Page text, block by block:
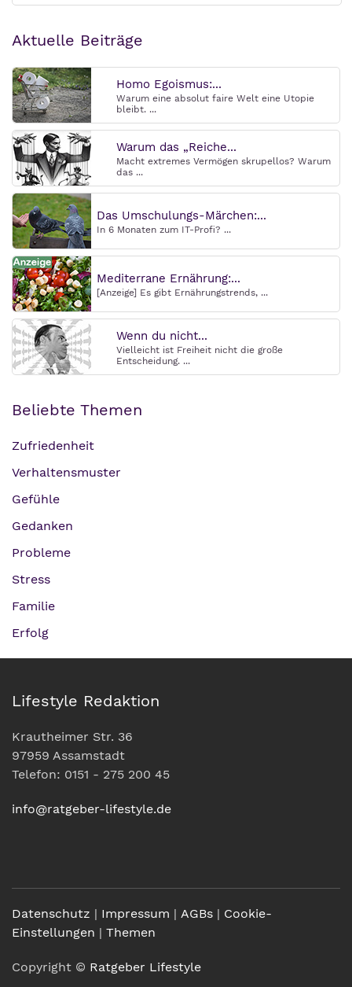
Aktuelle Beiträge
Homo Egoismus:...
Warum eine absolut faire Welt eine Utopie
bleibt. ...
Warum das „Reiche...
Macht extremes Vermögen skrupellos? Warum
das ...
Das Umschulungs-Märchen:...
In 6 Monaten zum IT-Profi? ...
Mediterrane Ernährung:...
[Anzeige] Es gibt Ernährungstrends, ...
Wenn du nicht...
Vielleicht ist Freiheit nicht die große
Entscheidung. ...
Beliebte Themen
Zufriedenheit
Verhaltensmuster
Gefühle
Gedanken
Probleme
Stress
Familie
Erfolg
Lifestyle Redaktion
Krautheimer Str. 36
97959 Assamstadt
Telefon: 0151 - 275 200 45
info@ratgeber-lifestyle.de
Datenschutz | Impressum | AGBs | Cookie-
Einstellungen | Themen
Copyright © Ratgeber Lifestyle